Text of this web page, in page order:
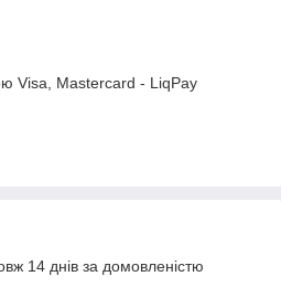
Visa, Mastercard - LiqPay
14 днів за домовленістю